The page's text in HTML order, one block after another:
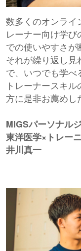
数多くのオンライ
レーナー向け学
での使いやすさが
それが繰り返し見
で、いつでも学べ
トレーナースキ
方に是非お薦めし
MIGSパーソナル
東洋医学×トレー
井川真一